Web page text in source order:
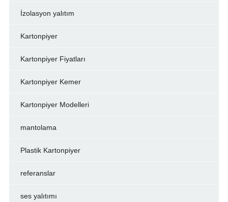
İzolasyon yalıtım
Kartonpiyer
Kartonpiyer Fiyatları
Kartonpiyer Kemer
Kartonpiyer Modelleri
mantolama
Plastik Kartonpiyer
referanslar
ses yalıtımı